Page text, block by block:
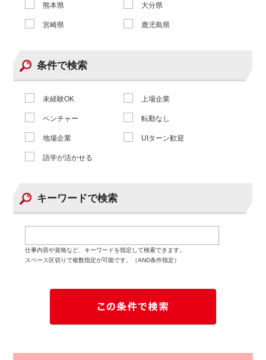
熊本県 大分県
宮崎県 鹿児島県
条件で検索
未経験OK 上場企業
ベンチャー 転勤なし
地場企業 UIターン歓迎
語学が活かせる
キーワードで検索
仕事内容や資格など、キーワードを指定して検索できます。
スペース区切りで複数指定が可能です。（AND条件指定）